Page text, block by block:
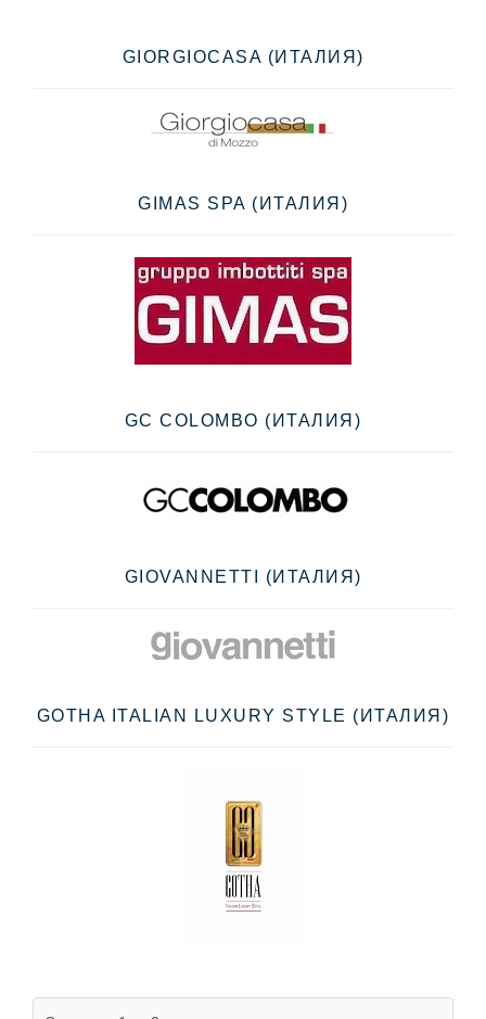
GIORGIOCASA (ИТАЛИЯ)
GIMAS SPA (ИТАЛИЯ)
GC COLOMBO (ИТАЛИЯ)
GIOVANNETTI (ИТАЛИЯ)
GOTHA ITALIAN LUXURY STYLE (ИТАЛИЯ)